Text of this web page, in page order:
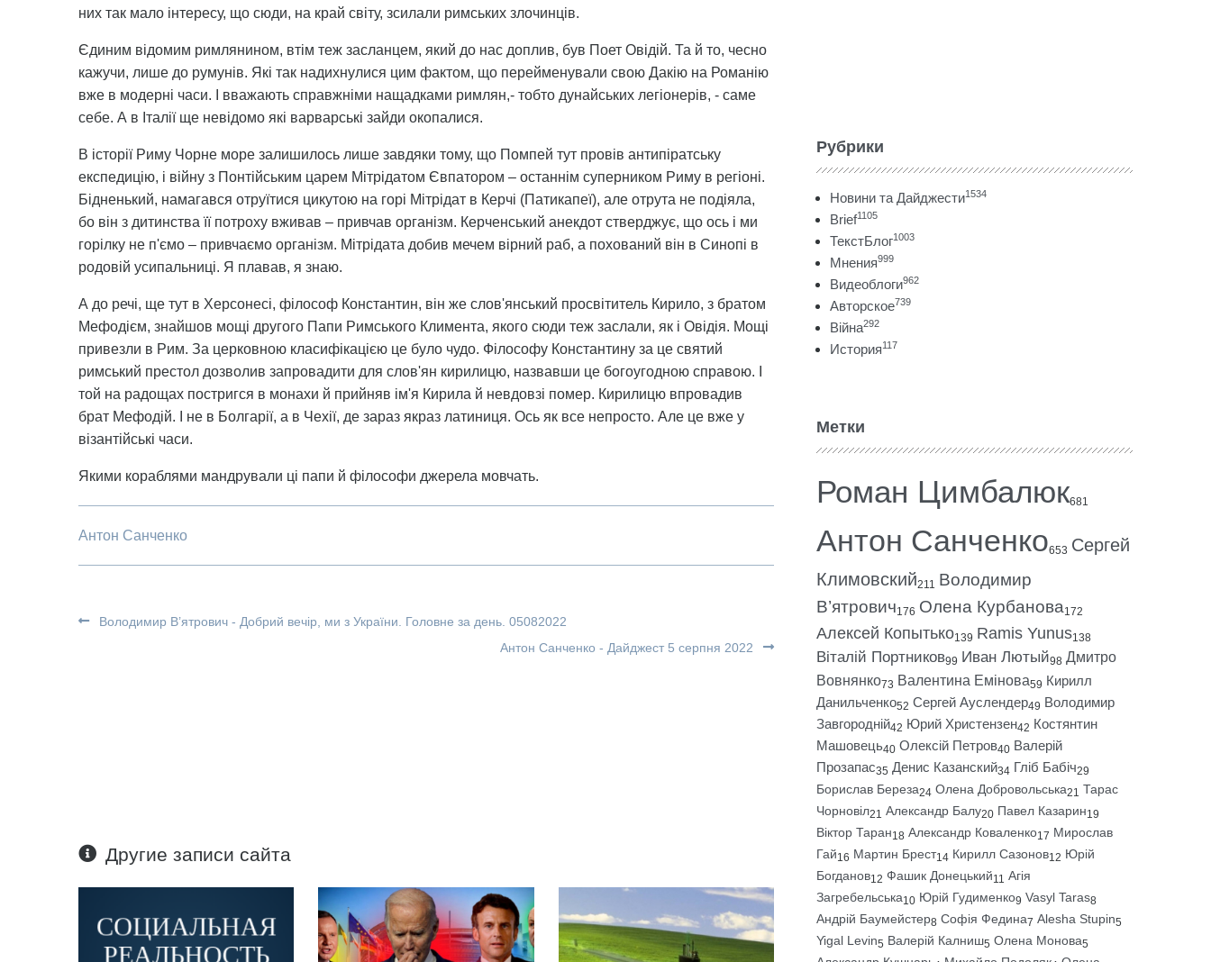
них так мало інтересу, що сюди, на край світу, зсилали римських злочинців.
Єдиним відомим римлянином, втім теж засланцем, який до нас доплив, був Поет Овідій. Та й то, чесно
кажучи, лише до румунів. Які так надихнулися цим фактом, що перейменували свою Дакію на Романію
вже в модерні часи. І вважають справжніми нащадками римлян,- тобто дунайських легіонерів, - саме
себе. А в Італії ще невідомо які варварські зайди окопалися.
В історії Риму Чорне море залишилось лише завдяки тому, що Помпей тут провів антипіратську
експедицію, і війну з Понтійським царем Мітрідатом Євпатором – останнім суперником Риму в регіоні.
Бідненький, намагався отруїтися цикутою на горі Мітрідат в Керчі (Патикапеї), але отрута не подіяла,
бо він з дитинства її потроху вживав – привчав організм. Керченський анекдот стверджує, що ось і ми
горілку не п'ємо – привчаємо організм. Мітрідата добив мечем вірний раб, а похований він в Синопі в
родовій усипальниці. Я плавав, я знаю.
А до речі, ще тут в Херсонесі, філософ Константин, він же слов'янський просвітитель Кирило, з братом
Мефодієм, знайшов мощі другого Папи Римського Климента, якого сюди теж заслали, як і Овідія. Мощі
привезли в Рим. За церковною класифікацією це було чудо. Філософу Константину за це святий
римський престол дозволив запровадити для слов'ян кирилицю, назвавши це богоугодною справою. І
той на радощах постригся в монахи й прийняв ім'я Кирила й невдовзі помер. Кирилицю впровадив
брат Мефодій. І не в Болгарії, а в Чехії, де зараз якраз латиниця. Ось як все непросто. Але це вже у
візантійські часи.
Якими кораблями мандрували ці папи й філософи джерела мовчать.
Антон Санченко
Володимир В’ятрович - Добрий вечір, ми з України. Головне за день. 05082022
Антон Санченко - Дайджест 5 серпня 2022
Другие записи сайта
Рубрики
Новини та Дайджести1534
Brief1105
ТекстБлог1003
Мнения999
Видеоблоги962
Авторское739
Війна292
История117
Метки
Роман Цимбалюк681
Антон Санченко653 Сергей
Климовский211 Володимир
В’ятрович176 Олена Курбанова172
Алексей Копытько139 Ramis Yunus138
Віталій Портников99 Иван Лютый98 Дмитро
Вовнянко73 Валентина Емінова59 Кирилл
Данильченко52 Сергей Ауслендер49 Володимир
Завгородній42 Юрий Христензен42 Костянтин
Машовець40 Олексій Петров40 Валерій
Прозапас35 Денис Казанский34 Гліб Бабіч29
Борислав Береза24 Олена Добровольська21 Тарас
Чорновіл21 Александр Балу20 Павел Казарин19
Віктор Таран18 Александр Коваленко17 Мирослав
Гай16 Мартин Брест14 Кирилл Сазонов12 Юрій
Богданов12 Фашик Донецький11 Агія
Загребельська10 Юрій Гудименко9 Vasyl Taras8
Андрій Баумейстер8 Софія Федина7 Alesha Stupin5
Yigal Levin5 Валерій Калниш5 Олена Монова5